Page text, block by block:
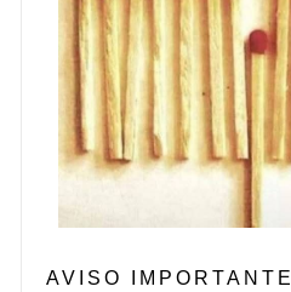
AVISO IMPORTANTE